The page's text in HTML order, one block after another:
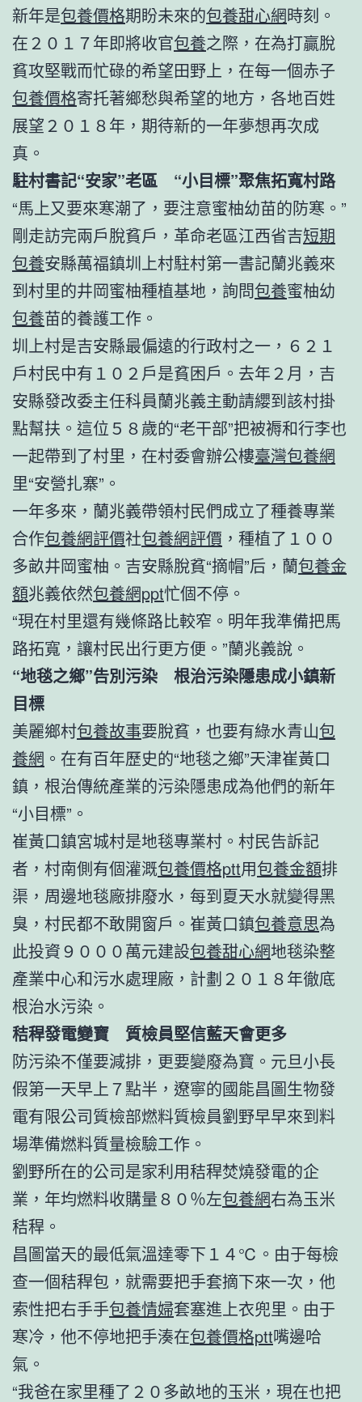
新年是包養價格期盼未來的包養甜心網時刻。
在２０１７年即將收官包養之際，在為打贏脫
貧攻堅戰而忙碌的希望田野上，在每一個赤子
包養價格寄托著鄉愁與希望的地方，各地百姓
展望２０１８年，期待新的一年夢想再次成
真。
駐村書記“安家”老區 “小目標”聚焦拓寬村路
“馬上又要來寒潮了，要注意蜜柚幼苗的防寒。”
剛走訪完兩戶脫貧戶，革命老區江西省吉短期
包養安縣萬福鎮圳上村駐村第一書記蘭兆義來
到村里的井岡蜜柚種植基地，詢問包養蜜柚幼
包養苗的養護工作。
圳上村是吉安縣最偏遠的行政村之一，６２１
戶村民中有１０２戶是貧困戶。去年２月，吉
安縣發改委主任科員蘭兆義主動請纓到該村掛
點幫扶。這位５８歲的“老干部”把被褥和行李也
一起帶到了村里，在村委會辦公樓臺灣包養網
里“安營扎寨”。
一年多來，蘭兆義帶領村民們成立了種養專業
合作包養網評價社包養網評價 ，種植了１００
多畝井岡蜜柚。吉安縣脫貧“摘帽”后，蘭包養金
額兆義依然包養網ppt忙個不停。
“現在村里還有幾條路比較窄。明年我準備把馬
路拓寬，讓村民出行更方便。”蘭兆義說。
“地毯之鄉”告別污染 根治污染隱患成小鎮新
目標
美麗鄉村包養故事要脫貧，也要有綠水青山包
養網 。在有百年歷史的“地毯之鄉”天津崔黃口
鎮，根治傳統產業的污染隱患成為他們的新年
“小目標”。
崔黃口鎮宮城村是地毯專業村。村民告訴記
者，村南側有個灌溉包養價格ptt用包養金額排
渠，周邊地毯廠排廢水，每到夏天水就變得黑
臭，村民都不敢開窗戶。崔黃口鎮包養意思為
此投資９０００萬元建設包養甜心網地毯染整
產業中心和污水處理廠，計劃２０１８年徹底
根治水污染。
秸稈發電變寶 質檢員堅信藍天會更多
防污染不僅要減排，更要變廢為寶。元旦小長
假第一天早上７點半，遼寧的國能昌圖生物發
電有限公司質檢部燃料質檢員劉野早早來到料
場準備燃料質量檢驗工作。
劉野所在的公司是家利用秸稈焚燒發電的企
業，年均燃料收購量８０％左包養網右為玉米
秸稈。
昌圖當天的最低氣溫達零下１４℃。由于每檢
查一個秸稈包，就需要把手套摘下來一次，他
索性把右手手包養情婦套塞進上衣兜里。由于
寒冷，他不停地把手湊在包養價格ptt嘴邊哈
氣。
“我爸在家里種了２０多畝地的玉米，現在也把